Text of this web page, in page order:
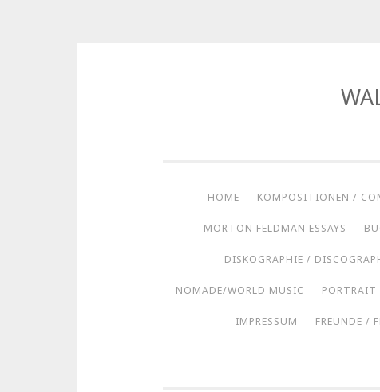
HOME KOMPOSITIONEN /
MORTON FELDMAN ESSAYS
DISKOGRAPHIE /
NOMADE/WORLD MUSIC PORTRAIT
IMPRESSUM FREUNDE /